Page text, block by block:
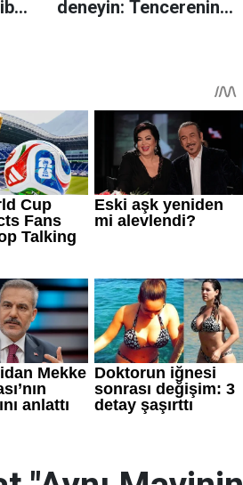
deneyin: Tencerenin